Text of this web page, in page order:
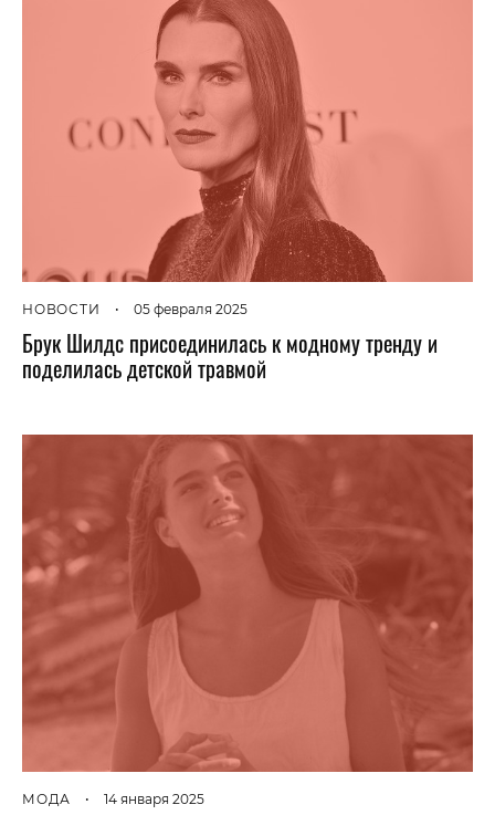
НОВОСТИ • 05 февраля 2025
Брук Шилдс присоединилась к модному тренду и
поделилась детской травмой
МОДА • 14 января 2025